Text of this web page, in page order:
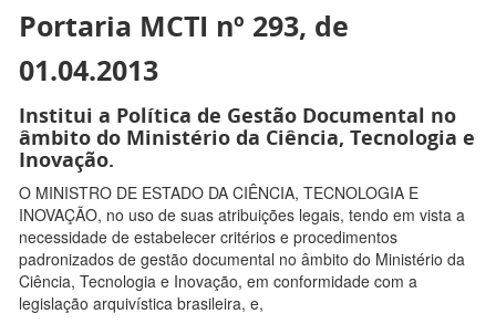
Portaria MCTI nº 293, de
01.04.2013
Institui a Política de Gestão Documental no
âmbito do Ministério da Ciência, Tecnologia e
Inovação.
O MINISTRO DE ESTADO DA CIÊNCIA, TECNOLOGIA E
INOVAÇÃO, no uso de suas atribuições legais, tendo em vista a
necessidade de estabelecer critérios e procedimentos
padronizados de gestão documental no âmbito do Ministério da
Ciência, Tecnologia e Inovação, em conformidade com a
legislação arquivística brasileira, e,